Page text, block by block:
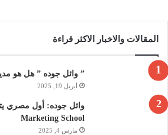
المقالات والاخبار الاكثر قراءة
” وائل جوده ” هل هو
أبريل 19, 2025
وائل جوده: أول مصري
Marketing School
مارس 4, 2025